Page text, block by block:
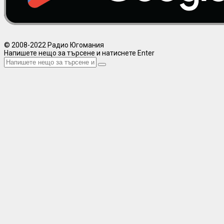
© 2008-2022 Радио Югомания
Напишете нещо за търсене и натиснете Enter